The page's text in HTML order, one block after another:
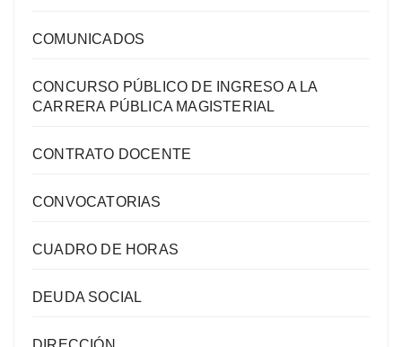
COMUNICADOS
CONCURSO PÚBLICO DE INGRESO A LA
CARRERA PÚBLICA MAGISTERIAL
CONTRATO DOCENTE
CONVOCATORIAS
CUADRO DE HORAS
DEUDA SOCIAL